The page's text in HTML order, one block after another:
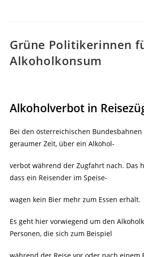
Grüne Politikerinnen
Alkoholkonsum
Alkoholverbot in
Bei den österreichischen
geraumer Zeit, über ein Alkohol-
verbot während der Zugfahrt nach. Das
dass ein Reisender im Speise-
wagen kein Bier mehr zum Essen erhält.
Es geht hier vorwiegend um den
Personen, die sich zum Beispiel